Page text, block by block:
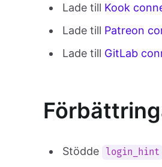
Lade till Kook
Lade till Patreon
Lade till GitLab
Stödde login_hint